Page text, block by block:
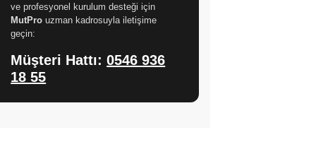
ve profesyonel kurulum desteği için
MutPro uzman kadrosuyla iletişime
geçin:
Müşteri Hattı:0546 936
18 55